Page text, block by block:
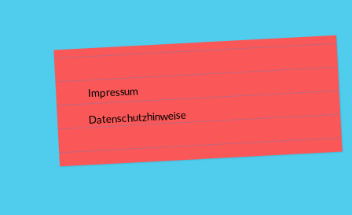
Impressum
Datenschutzhinweise